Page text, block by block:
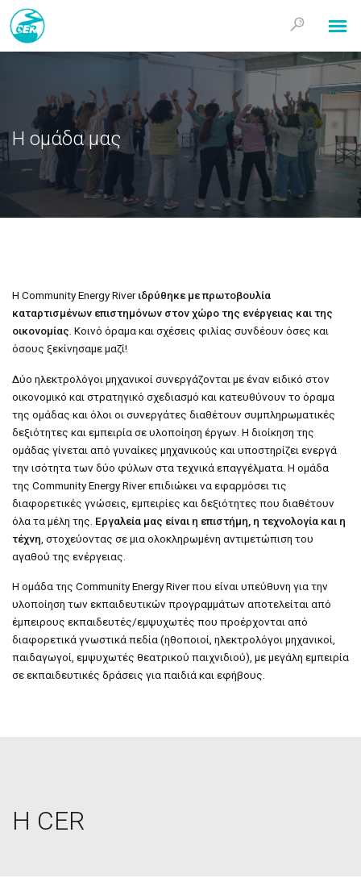
El
Η ομάδα μας
Η Community Energy Riverιδρύθηκε με πρωτοβουλία
καταρτισμένων επιστημόνων στον χώρο της ενέργειας και της
οικονομίας . Κοινό όραμα και σχέσεις φιλίας συνδέουν όσες και
όσους ξεκίνησαμε μαζί!
Δύο ηλεκτρολόγοι μηχανικοί συνεργάζονται με έναν ειδικό στον
οικονομικό και στρατηγικό σχεδιασμό και κατευθύνουν το όραμα
της ομάδας και όλοι οι συνεργάτες διαθέτουν συμπληρωματικές
δεξιότητες και εμπειρία σε υλοποίηση έργων. Η διοίκηση της
ομάδας γίνεται από γυναίκες μηχανικούς και υποστηρίζει ενεργά
την ισότητα των δύο φύλων στα τεχνικά επαγγέλματα. Η ομάδα
της Community Energy River επιδιώκει να εφαρμόσει τις
διαφορετικές γνώσεις, εμπειρίες και δεξιότητες που διαθέτουν
όλα τα μέλη της. Εργαλεία μας είναι η επιστήμη, η τεχνολογία και η
τέχνη , στοχεύοντας σε μια ολοκληρωμένη αντιμετώπιση του
αγαθού της ενέργειας.
Η ομάδα της Community Energy River που είναι υπεύθυνη για την
υλοποίηση των εκπαιδευτικών προγραμμάτων αποτελείται από
έμπειρους εκπαιδευτές/εμψυχωτές που προέρχονται από
διαφορετικά γνωστικά πεδία (ηθοποιοί, ηλεκτρολόγοι μηχανικοί,
παιδαγωγοί, εμψυχωτές θεατρικού παιχνιδιού), με μεγάλη εμπειρία
σε εκπαιδευτικές δράσεις για παιδιά και εφήβους.
Η CER